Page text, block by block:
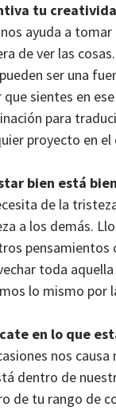
tu
ayuda a
de ver las
ser una
que sientes en
para
proyecto en
bien está
de la
a los demás.
pensamientos
toda
lo mismo por
en lo que
nos
dentro de
de tu rango de